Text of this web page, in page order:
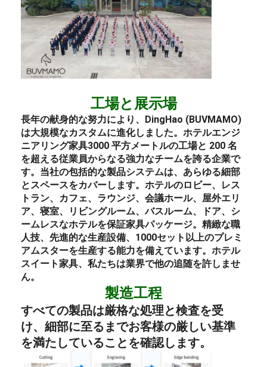
工場と展示場
長年の献身的な努力により、DingHao (BUVMAMO)
は大規模なカスタムに進化しました。ホテルエンジ
ニアリング家具3000 平方メートルの工場と 200 名
を超える従業員からなる強力なチームを誇る企業で
す。当社の包括的な製品システムは、あらゆる細部
とスペースをカバーします。ホテルのロビー、 レス
トラン、 カフェ、 ラウンジ、会議ホール、屋外エリ
ア、寝室、
リビングルーム、バスルーム、ドア、シ
ームレスなホテルを保証家具パッケージ。精緻な職
人技、先進的な生産設備、1000セット以上のプレミ
アムスターを生産する能力を備えています。ホテル
スイート家具、私たちは業界で他の追随を許しませ
ん。
製造工程
すべての製品は厳格な処理と検査を受
け、細部に至るまでお客様の厳しい基準
を満たしていることを確認します。